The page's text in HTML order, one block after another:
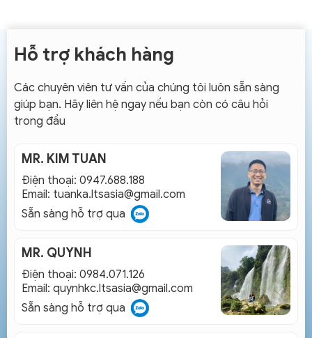
Hỗ trợ khách hàng
Các chuyên viên tư vấn của chúng tôi luôn sẵn sàng
giúp bạn. Hãy liên hệ ngay nếu bạn còn có câu hỏi
trong đầu
MR. KIM TUAN
Điện thoại: 0947.688.188
Email: tuanka.ltsasia@gmail.com
Sẵn sàng hỗ trợ qua
MR. QUYNH
Điện thoại: 0984.071.126
Email: quynhkc.ltsasia@gmail.com
Sẵn sàng hỗ trợ qua